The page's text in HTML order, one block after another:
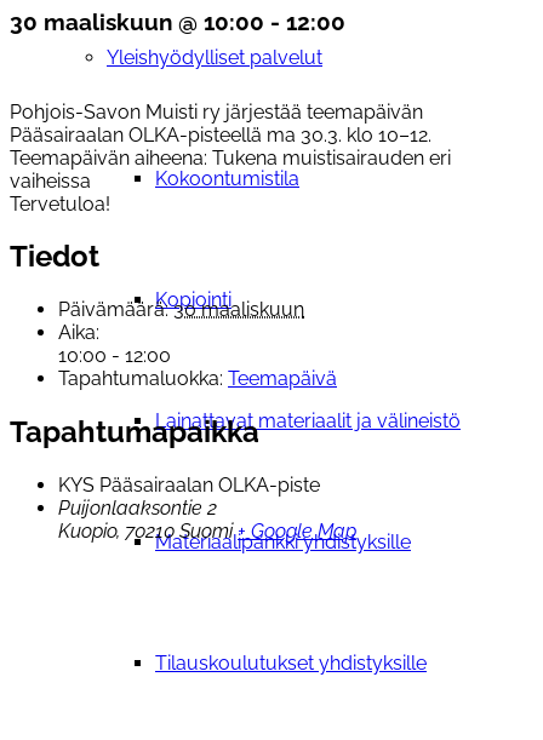
Yleishyödylliset palvelut
Kokoontumistila
Kopiointi
Lainattavat materiaalit ja välineistö
Materiaalipankki yhdistyksille
Tilauskoulutukset yhdistyksille
30 maaliskuun @ 10:00 - 12:00
Pohjois-Savon Muisti ry järjestää teemapäivän
Pääsairaalan OLKA-pisteellä ma 30.3. klo 10–12.
Teemapäivän aiheena: Tukena muistisairauden eri
vaiheissa
Tervetuloa!
Tiedot
Päivämäärä: 30 maaliskuun
Aika:
10:00 - 12:00
Tapahtumaluokka: Teemapäivä
Tapahtumapaikka
KYS Pääsairaalan OLKA-piste
Puijonlaaksontie 2
Kuopio, 70210 Suomi + Google Map